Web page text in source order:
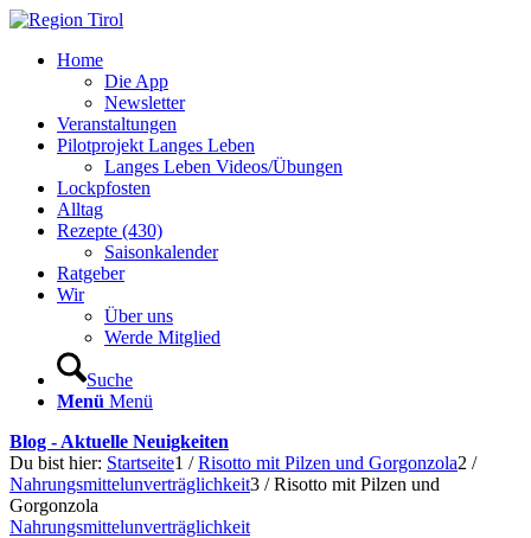
Home
Die App
Newsletter
Veranstaltungen
Pilotprojekt Langes Leben
Langes Leben Videos/Übungen
Lockpfosten
Alltag
Rezepte (430)
Saisonkalender
Ratgeber
Wir
Über uns
Werde Mitglied
Suche
Menü Menü
Blog - Aktuelle Neuigkeiten
Du bist hier: Startseite1 / Risotto mit Pilzen und Gorgonzola2 /
Nahrungsmittelunverträglichkeit3 / Risotto mit Pilzen und
Gorgonzola
Nahrungsmittelunverträglichkeit